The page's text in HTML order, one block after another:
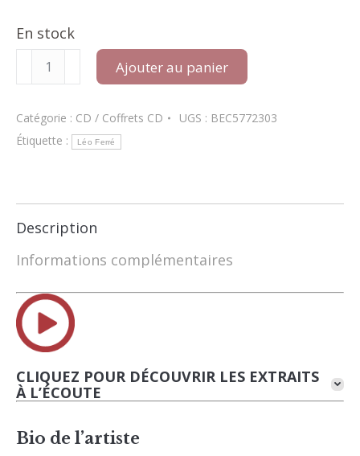
En stock
quantité
Léo
-
L'homme
(CD)
Ajouter au panier
Catégorie : CD / Coffrets CD UGS : BEC5772303
Étiquette :
Léo Ferré
Description
Informations complémentaires
CLIQUEZ POUR DÉCOUVRIR LES EXTRAITS
À L’ÉCOUTE
Bio de l’artiste